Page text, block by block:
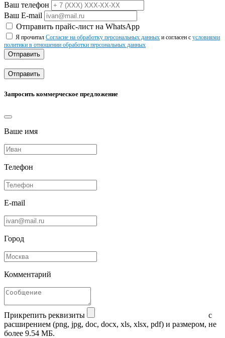
Ваш телефон
Ваш E-mail
Отправить прайс-лист на WhatsApp
Я прочитал Согласие на обработку персональных данных и согласен с условиями
политики в отношении обработки персональных данных
Отправить
Отправить
Запросить коммерческое предложение
Ваше имя
Телефон
E-mail
Город
Комментарий
Прикрепить реквизиты
с
расширением (png, jpg, doc, docx, xls, xlsx, pdf) и размером, не
более 9.54 МБ.